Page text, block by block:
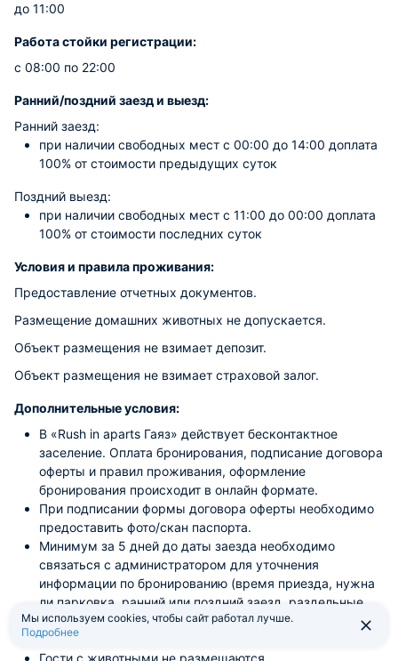
до 11:00
Работа стойки регистрации:
с 08:00 по 22:00
Ранний/поздний заезд и выезд:
Ранний заезд:
при наличии свободных мест c 00:00 до 14:00 доплата
100% от стоимости предыдущих суток
Поздний выезд:
при наличии свободных мест c 11:00 до 00:00 доплата
100% от стоимости последних суток
Условия и правила проживания:
Предоставление отчетных документов.
Размещение домашних животных не допускается.
Объект размещения не взимает депозит.
Объект размещения не взимает страховой залог.
Дополнительные условия:
В «Rush in aparts Гаяз» действует бесконтактное
заселение. Оплата бронирования, подписание договора
оферты и правил проживания, оформление
бронирования происходит в онлайн формате.
При подписании формы договора оферты необходимо
предоставить фото/скан паспорта.
Минимум за 5 дней до даты заезда необходимо
связаться с администратором для уточнения
информации по бронированию (время приезда, нужна
ли парковка, ранний или поздний заезд, раздельные
спальные места).
Заселение возможно с 18 лет по паспорту.
Гости с животными не размещаются.
Мы используем cookies, чтобы сайт работал лучше.
Подробнее